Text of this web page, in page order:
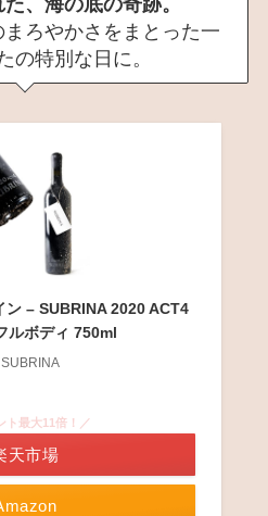
ろやかさをまとった一
の特別な日に。
ン – SUBRINA 2020 ACT4
ルボディ 750ml
ト最大11倍！／
天市場